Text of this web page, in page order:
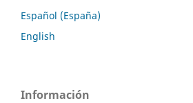
Español (España)
English
Información